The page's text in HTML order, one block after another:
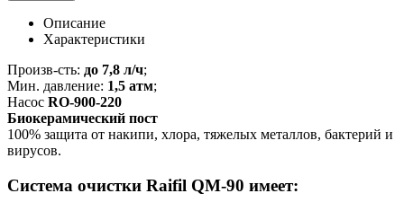
Описание
Характеристики
Произв-сть: до 7,8 л/ч;
Мин. давление: 1,5 атм;
Насос RO-900-220
Биокерамический пост
100% защита от накипи, хлора, тяжелых металлов, бактерий и
вирусов.
Система очистки Raifil QM-90 имеет: